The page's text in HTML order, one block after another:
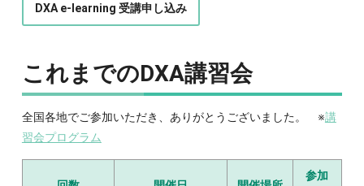
DXA e-learning 受講申し込み
これまでのDXA講習会
全国各地でご参加いただき、ありがとうございました。 ※講
習会プログラム
参加